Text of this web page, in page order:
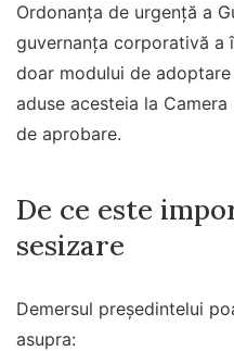
Ordonanţa de urgenţă a
guvernanţa corporativă a
doar modului de
aduse acesteia la
de aprobare.
De ce este
sesizare
Demersul președintelui
asupra: